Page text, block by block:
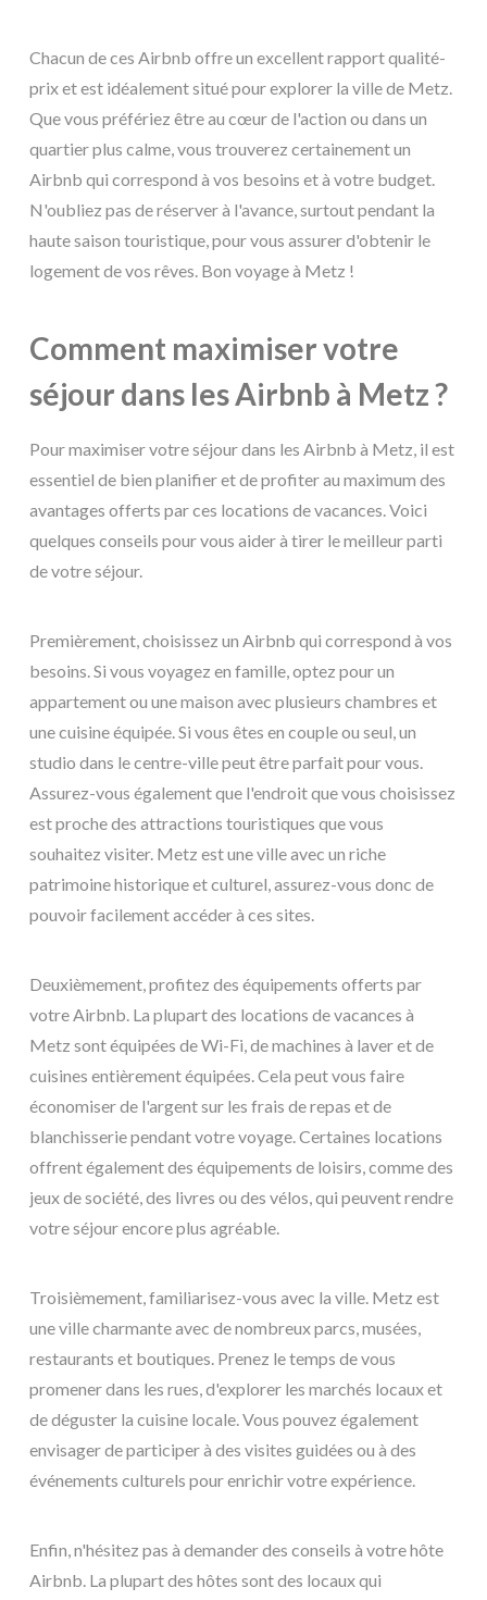
Chacun de ces Airbnb offre un excellent rapport qualité-
prix et est idéalement situé pour explorer la ville de Metz.
Que vous préfériez être au cœur de l'action ou dans un
quartier plus calme, vous trouverez certainement un
Airbnb qui correspond à vos besoins et à votre budget.
N'oubliez pas de réserver à l'avance, surtout pendant la
haute saison touristique, pour vous assurer d'obtenir le
logement de vos rêves. Bon voyage à Metz !
Comment maximiser votre
séjour dans les Airbnb à Metz ?
Pour maximiser votre séjour dans les Airbnb à Metz, il est
essentiel de bien planifier et de profiter au maximum des
avantages offerts par ces locations de vacances. Voici
quelques conseils pour vous aider à tirer le meilleur parti
de votre séjour.
Premièrement, choisissez un Airbnb qui correspond à vos
besoins. Si vous voyagez en famille, optez pour un
appartement ou une maison avec plusieurs chambres et
une cuisine équipée. Si vous êtes en couple ou seul, un
studio dans le centre-ville peut être parfait pour vous.
Assurez-vous également que l'endroit que vous choisissez
est proche des attractions touristiques que vous
souhaitez visiter. Metz est une ville avec un riche
patrimoine historique et culturel, assurez-vous donc de
pouvoir facilement accéder à ces sites.
Deuxièmement, profitez des équipements offerts par
votre Airbnb. La plupart des locations de vacances à
Metz sont équipées de Wi-Fi, de machines à laver et de
cuisines entièrement équipées. Cela peut vous faire
économiser de l'argent sur les frais de repas et de
blanchisserie pendant votre voyage. Certaines locations
offrent également des équipements de loisirs, comme des
jeux de société, des livres ou des vélos, qui peuvent rendre
votre séjour encore plus agréable.
Troisièmement, familiarisez-vous avec la ville. Metz est
une ville charmante avec de nombreux parcs, musées,
restaurants et boutiques. Prenez le temps de vous
promener dans les rues, d'explorer les marchés locaux et
de déguster la cuisine locale. Vous pouvez également
envisager de participer à des visites guidées ou à des
événements culturels pour enrichir votre expérience.
Enfin, n'hésitez pas à demander des conseils à votre hôte
Airbnb. La plupart des hôtes sont des locaux qui